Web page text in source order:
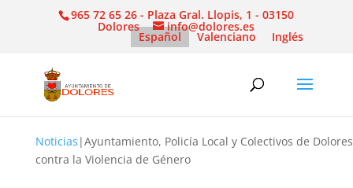
965 72 65 26 - Plaza Gral. Llopis, 1 - 03150
Dolores info@dolores.es
Español Valenciano Inglés
Noticias |Ayuntamiento, Policía Local y Colectivos de Dolores
contra la Violencia de Género